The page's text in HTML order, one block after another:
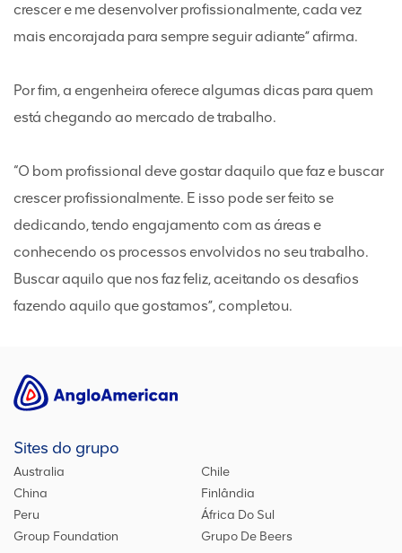
crescer e me desenvolver profissionalmente, cada vez
mais encorajada para sempre seguir adiante” afirma.
Por fim, a engenheira oferece algumas dicas para quem
está chegando ao mercado de trabalho.
“O bom profissional deve gostar daquilo que faz e buscar
crescer profissionalmente. E isso pode ser feito se
dedicando, tendo engajamento com as áreas e
conhecendo os processos envolvidos no seu trabalho.
Buscar aquilo que nos faz feliz, aceitando os desafios
fazendo aquilo que gostamos”, completou.
Sites do grupo
Australia
Chile
China
Finlândia
Peru
África Do Sul
Group Foundation
Grupo De Beers